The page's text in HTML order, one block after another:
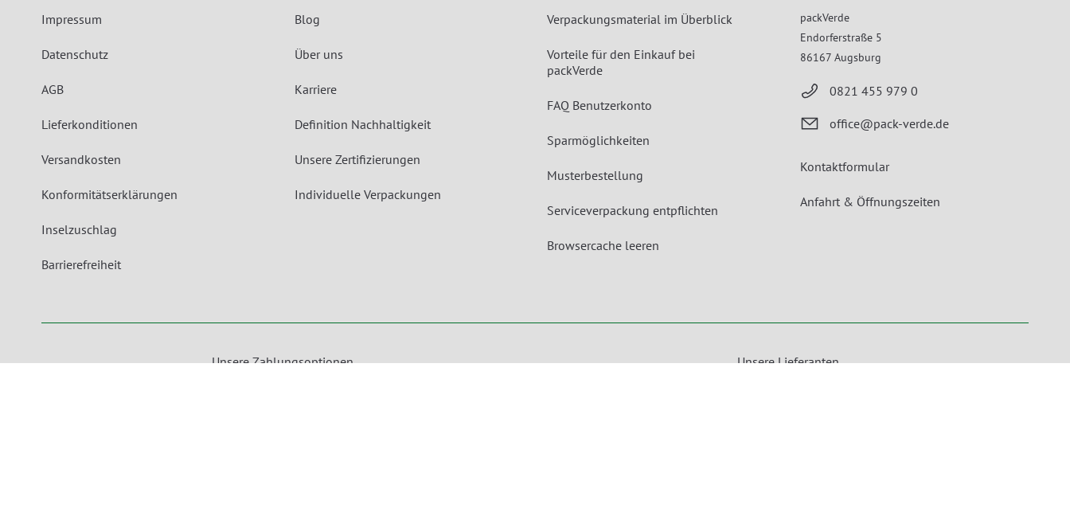
Impressum
Datenschutz
AGB
Lieferkonditionen
Versandkosten
Konformitätserklärungen
Inselzuschlag
Barrierefreiheit
Blog
Über uns
Karriere
Definition Nachhaltigkeit
Unsere Zertifizierungen
Individuelle Verpackungen
Verpackungsmaterial im Überblick
Vorteile für den Einkauf bei
packVerde
FAQ Benutzerkonto
Sparmöglichkeiten
Musterbestellung
Serviceverpackung entpflichten
Browsercache leeren
packVerde
Endorferstraße 5
86167 Augsburg
0821 455 979 0
office@pack-verde.de
Kontaktformular
Anfahrt & Öffnungszeiten
Unsere Zahlungsoptionen Unsere Lieferanten